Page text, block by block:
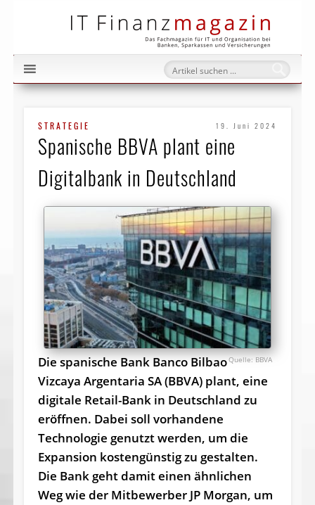
STRATEGIE 19. Juni 2024
Spanische BBVA plant eine
Digitalbank in Deutschland
BBVA
Die spanische Bank Banco Bilbao
Vizcaya Argentaria SA (BBVA) plant, eine
digitale Retail-Bank in Deutschland zu
eröffnen. Dabei soll vorhandene
Technologie genutzt werden, um die
Expansion kostengünstig zu gestalten.
Die Bank geht damit einen ähnlichen
Weg wie der Mitbewerber JP Morgan, um